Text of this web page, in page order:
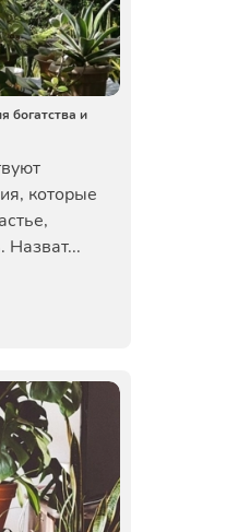
богатства и
которые
Назват...